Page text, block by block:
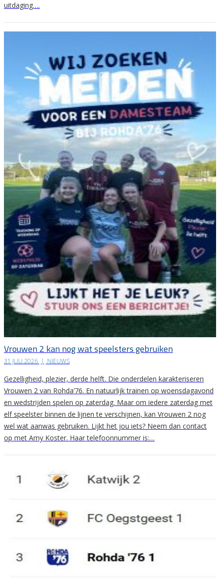
uitdaging….
Vrouwen 2 kan nog wat speelsters gebruiken
31 JULI 2026 | NIEUWS
Gezelligheid, plezier, derde helft. Die onderdelen karakteriseren
Vrouwen 2 van Rohda’76. En natuurlijk trainen op woensdagavond
en wedstrijden spelen op zaterdag. Maar om iedere zaterdag met
elf speelster binnen de lijnen te verschijnen, kan Vrouwen 2 nog
wel wat aanwas gebruiken. Lijkt het jou iets? Neem dan contact
op met Amy Koster. Haar telefoonnummer is:…